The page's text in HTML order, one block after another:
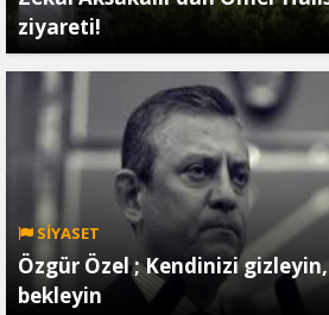
ziyareti!
SİYASET
Özgür Özel ; Kendinizi
bekleyin